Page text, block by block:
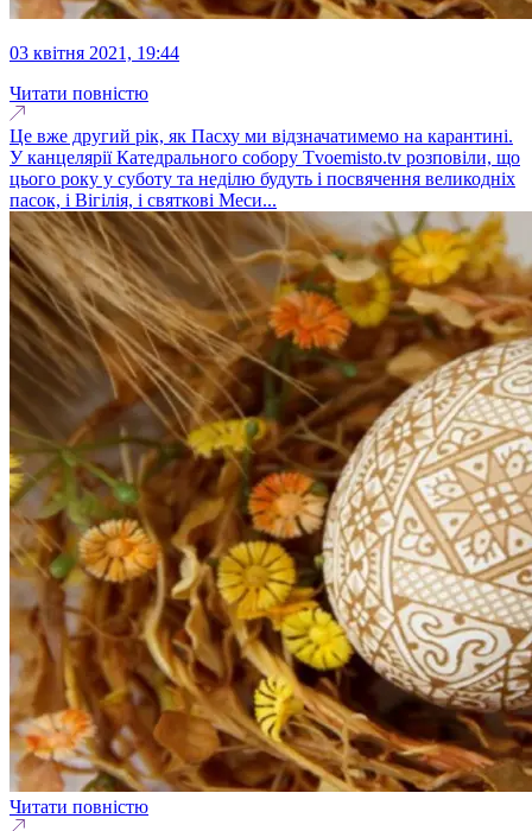
03 квітня 2021, 19:44
Читати повністю
Це вже другий рік, як Пасху ми відзначатимемо на карантині.
У канцелярії Катедрального собору Тvoemisto.tv розповіли, що
цього року у суботу та неділю будуть і посвячення великодніх
пасок, і Вігілія, і святкові Меси...
Читати повністю